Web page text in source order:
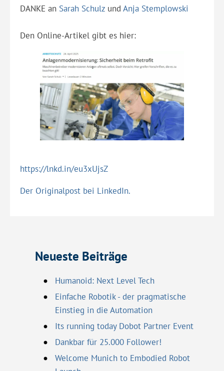
DANKE an Sarah Schulz und Anja Stemplowski
Den Online-Artikel gibt es hier:
https://lnkd.in/eu3xUjsZ
Der Originalpost bei LinkedIn.
Neueste Beiträge
Humanoid: Next Level Tech
Einfache Robotik - der pragmatische
Einstieg in die Automation
Its running today Dobot Partner Event
Dankbar für 25.000 Follower!
Welcome Munich to Embodied Robot